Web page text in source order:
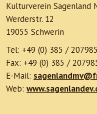
Kulturverein Sagenland
Werderstr. 12
19055 Schwerin
Tel: +49 (0) 385 /
Fax: +49 (0) 385 /
E-Mail:
Web: